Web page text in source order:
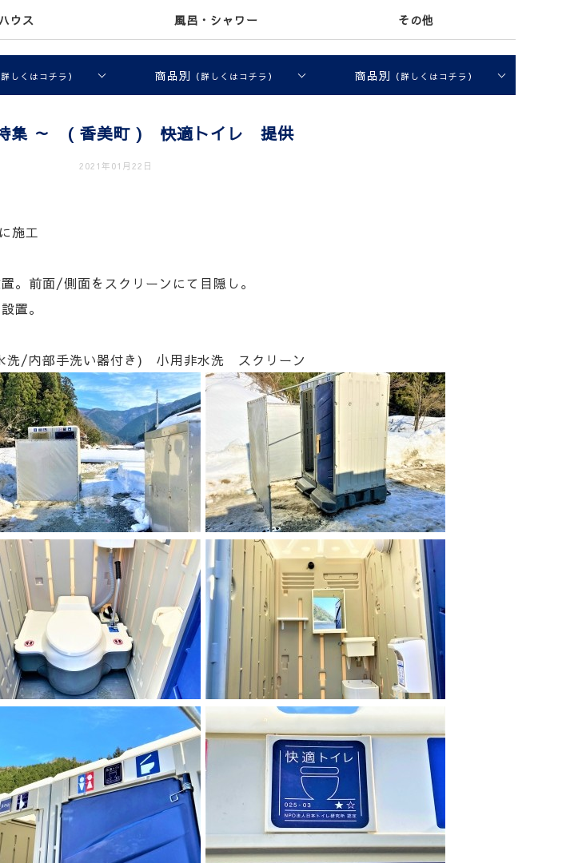
ハウス 風呂・シャワー その他
詳しくはコチラ） 商品別 （詳しくはコチラ） 商品別 （詳しくはコチラ）
集 ～ ( 香美町 ) 快適トイレ 提供
2021年01月22日
施工
。前面/側面をスクリーンにて目隠し。
置。
洗/内部手洗い器付き) 小用非水洗 スクリーン